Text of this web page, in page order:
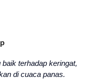
terhadap keringat,
di cuaca panas.